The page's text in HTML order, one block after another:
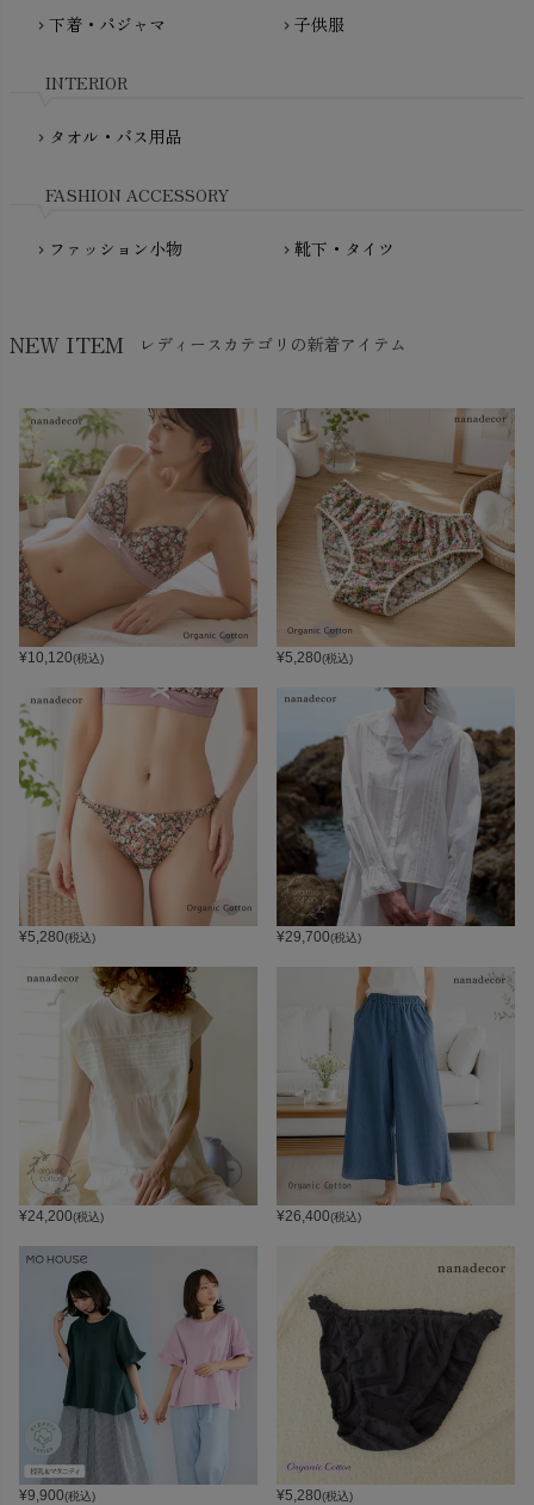
fromF（フロムエフ）
My Little Cozmo（マイリトルコズモ）
NewNative（ニューネイティブ）
chevron_right 下着・パジャマ chevron_right 子供服
INTERIOR
chevron_right タオル・バス用品
FASHION ACCESSORY
chevron_right ファッション小物 chevron_right 靴下・タイツ
NEW ITEM レディースカテゴリの新着アイテム
¥10,120(税込) ¥5,280(税込)
¥5,280(税込) ¥29,700(税込)
¥24,200(税込) ¥26,400(税込)
¥9,900(税込) ¥5,280(税込)